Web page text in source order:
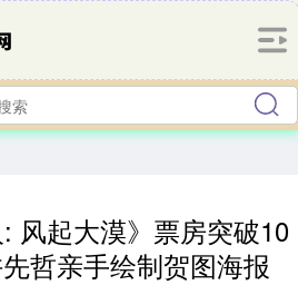
风起大漠》票房突破10
哲亲手绘制贺图海报